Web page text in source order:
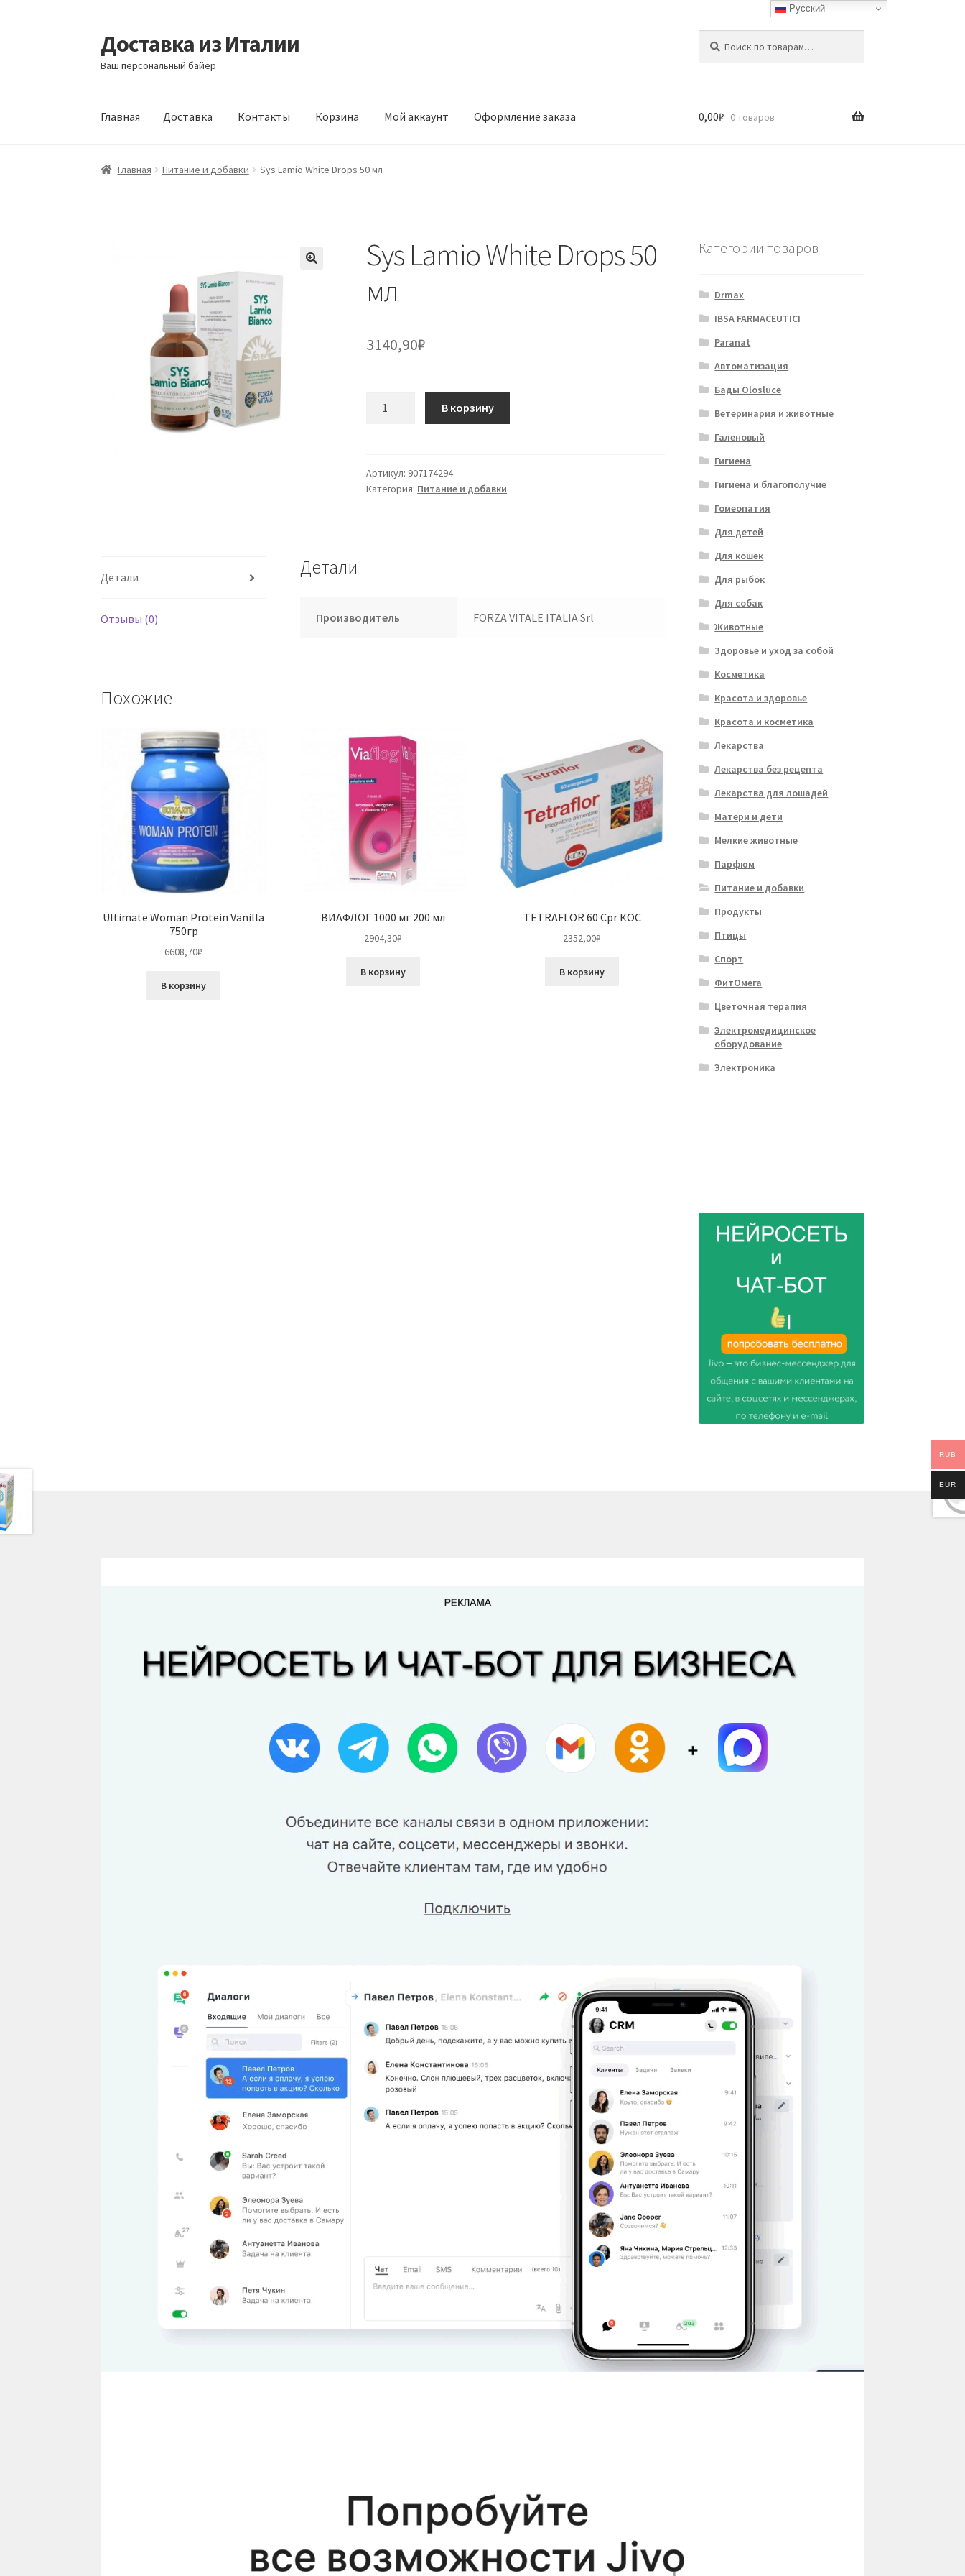
Перейти
к
навигации
Перейти
к
содержимому
Доставка из Италии
Ваш персональный байер
Главная Доставка Контакты Корзина Мой аккаунт Оформление заказа
Главная Доставка Контакты Корзина Мой аккаунт Оформление заказа
0,00₽ 0 товаров
Главная Питание и добавки Sys Lamio White Drops 50 мл
Sys Lamio White Drops 50
мл
3140,90₽
White
Drops
В корзину
Артикул: 907174294
Категория: Питание и добавки
Детали
Отзывы (0)
Детали
Производитель FORZA VITALE ITALIA Srl
Похожие
Ultimate Woman Protein Vanilla
750гр
6608,70₽
В корзину
ВИАФЛОГ 1000 мг 200 мл
2904,30₽
В корзину
TETRAFLOR 60 Cpr КОС
2352,00₽
В корзину
Категории товаров
Drmax
IBSA FARMACEUTICI
Paranat
Автоматизация
Бады Olosluce
Ветеринария и животные
Галеновый
Гигиена
Гигиена и благополучие
Гомеопатия
Для детей
Для кошек
Для рыбок
Для собак
Животные
Здоровье и уход за собой
Косметика
Красота и здоровье
Красота и косметика
Лекарства
Лекарства без рецепта
Лекарства для лошадей
Матери и дети
Мелкие животные
Парфюм
Питание и добавки
Продукты
Птицы
Спорт
ФитОмега
Цветочная терапия
Электромедицинское
оборудование
Электроника
Русский
RUB
EUR